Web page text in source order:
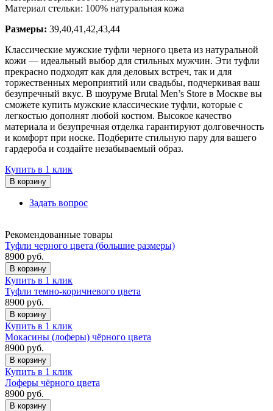
Материал стельки: 100% натуральная кожа
Размеры: 39,40,41,42,43,44
Классические мужские туфли черного цвета из натуральной
кожи — идеальный выбор для стильных мужчин. Эти туфли
прекрасно подходят как для деловых встреч, так и для
торжественных мероприятий или свадьбы, подчеркивая ваш
безупречный вкус. В шоуруме Brutal Men’s Store в Москве вы
сможете купить мужские классические туфли, которые с
легкостью дополнят любой костюм. Высокое качество
материала и безупречная отделка гарантируют долговечность
и комфорт при носке. Подберите стильную пару для вашего
гардероба и создайте незабываемый образ.
Купить в 1 клик
В корзину
Задать вопрос
Рекомендованные товары
Туфли черного цвета (большие размеры)
8900 руб.
В корзину
Купить в 1 клик
Туфли темно-коричневого цвета
8900 руб.
В корзину
Купить в 1 клик
Мокасины (лоферы) чёрного цвета
8900 руб.
В корзину
Купить в 1 клик
Лоферы чёрного цвета
8900 руб.
В корзину